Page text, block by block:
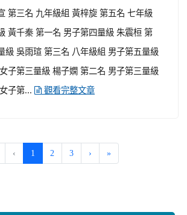
第三名 九年級組 黃梓旋 第五名 七年級
黃千秦 第一名 男子第四量級 朱震桓 第
級 吳雨瑄 第三名 八年級組 男子第五量級
子第三量級 楊子嫻 第二名 男子第三量級
子第...
觀看完整文章
‹ 1 (current)
2 3 › »